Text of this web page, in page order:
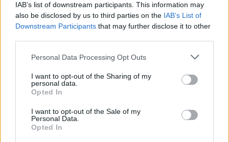
IAB’s list of downstream participants. This information may
also be disclosed by us to third parties on the IAB’s List of
Downstream Participants that may further disclose it to other
Please note that this website/app uses one or more Google
not limited to your visit or usage behaviour. You may click to
grant or deny consent to Google and its third-party tags to
use your data for below specified purposes in below Google
consent section.
Personal Data Processing Opt Outs
I want to opt-out of the Sharing of my
personal data.
Opted In
I want to opt-out of the Sale of my
Personal Data.
Opted In
Οι δύο υφυπουργοί εκφράζουν τις ευχαριστίες
τους στην ΠΟΑΥΣ για τη θετική ανταπόκρισή της,
που συμβάλει και φέτος στην απρόσκοπτη και
οικονομικά ευμενή πλήρωση των θέσεων